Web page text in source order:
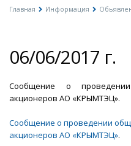
Главная Информация
06/06/2017 г.
Сообщение о
акционеров АО «КРЫМТЭЦ».
Сообщение о проведении
акционеров АО «КРЫМТЭЦ».